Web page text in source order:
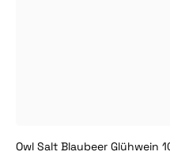
Owl Salt Blaubeer Glühwein